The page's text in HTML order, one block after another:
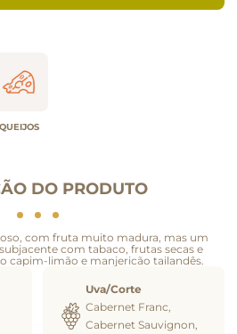
QUEIJOS
DO PRODUTO
com fruta muito madura, mas um
com tabaco, frutas secas e
capim-limão e manjericão tailandês.
Uva/Corte
Cabernet Franc,
Cabernet Sauvignon,